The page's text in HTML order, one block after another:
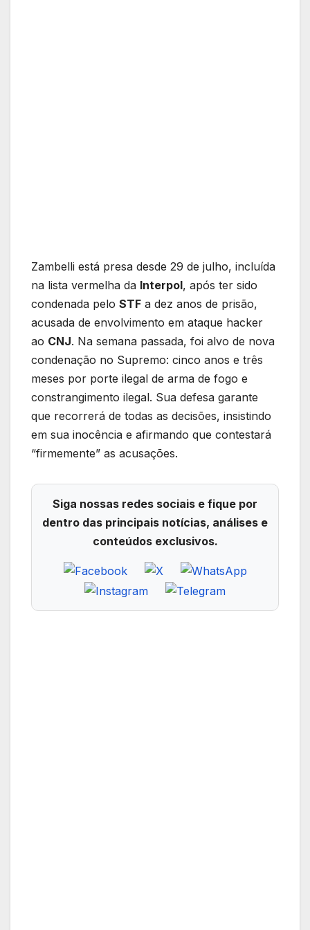
Zambelli está presa desde 29 de julho, incluída
na lista vermelha da Interpol, após ter sido
condenada pelo STF a dez anos de prisão,
acusada de envolvimento em ataque hacker
ao CNJ. Na semana passada, foi alvo de nova
condenação no Supremo: cinco anos e três
meses por porte ilegal de arma de fogo e
constrangimento ilegal. Sua defesa garante
que recorrerá de todas as decisões, insistindo
em sua inocência e afirmando que contestará
“firmemente” as acusações.
Siga nossas redes sociais e fique por
dentro das principais notícias, análises e
conteúdos exclusivos.